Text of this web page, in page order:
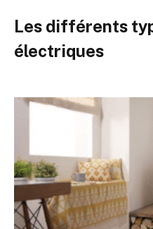
Les différents
électriques